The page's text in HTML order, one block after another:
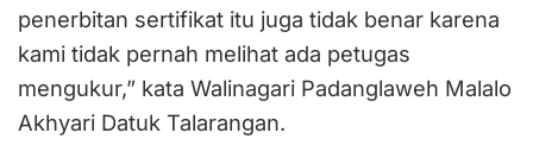
penerbitan sertifikat itu juga tidak benar karena
kami tidak pernah melihat ada petugas
mengukur,” kata Walinagari Padanglaweh Malalo
Akhyari Datuk Talarangan.